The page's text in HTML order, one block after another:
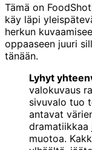
Tämä on
käy läpi
herkun
oppaaseen juuri
tänään.
Lyhyt
valokuvaus
sivuvalo tuo
antavat
dramatiikkaa
muotoa.